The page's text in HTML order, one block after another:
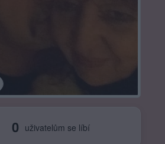
0 uživatelům se líbí